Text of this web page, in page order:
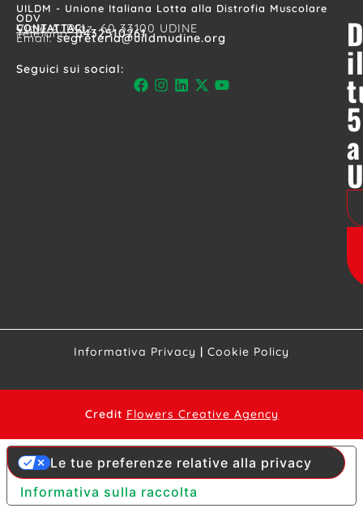
UILDM - Unione Italiana Lotta alla Distrofia Muscolare
ODV
CONTATTACI
Viale A. Diaz, 60 33100 UDINE
Telefono:0432510261
Email:segreteria@uildmudine.org
Seguici sui social:
a
Informativa Privacy | Cookie Policy
Credit Flowers Creative Agency
Informativa sulla raccolta
Le tue preferenze relative alla privacy